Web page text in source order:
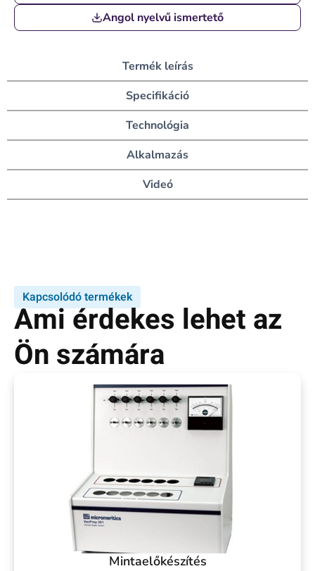
Angol nyelvű ismertető
Termék leírás
Specifikáció
Technológia
Alkalmazás
Videó
Kapcsolódó termékek
Ami érdekes lehet az
Ön számára
Mintaelőkészítés